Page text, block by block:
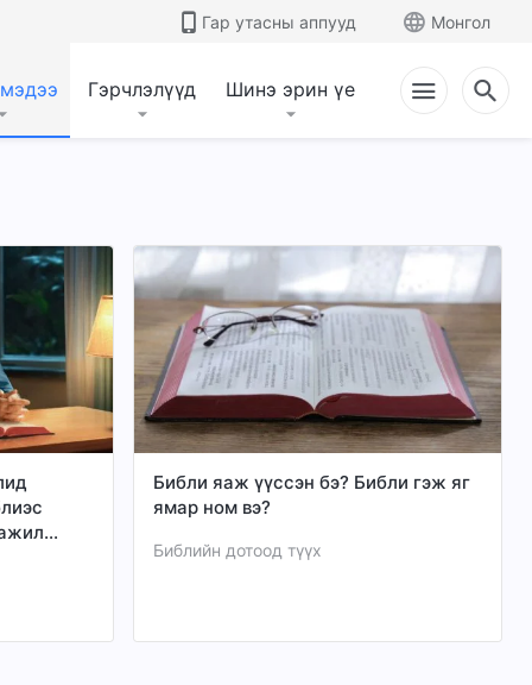
Гар утасны аппууд Монгол
Гэрчлэлүүд Шинэ эрин үе
үү?
Библи яаж үүссэн бэ? Библи гэж яг
ямар ном вэ?
Библийн дотоод түүх